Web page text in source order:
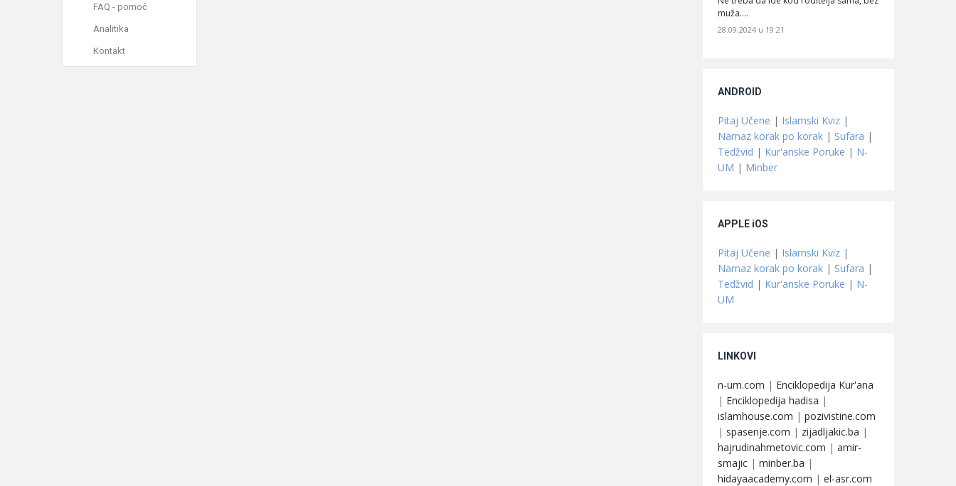
muža.…
28.09.2024 u 19:21
ANDROID
Pitaj Učene | Islamski Kviz |
Namaz korak po korak | Sufara |
Tedžvid | Kur'anske Poruke | N-
UM | Minber
APPLE iOS
Pitaj Učene | Islamski Kviz |
Namaz korak po korak | Sufara |
Tedžvid | Kur'anske Poruke | N-
UM
LINKOVI
n-um.com | Enciklopedija Kur'ana
| Enciklopedija hadisa |
islamhouse.com | pozivistine.com
| spasenje.com | zijadljakic.ba |
hajrudinahmetovic.com | amir-
smajic | minber.ba |
hidayaacademy.com | el-asr.com
FAQ - pomoć
Analitika
Kontakt